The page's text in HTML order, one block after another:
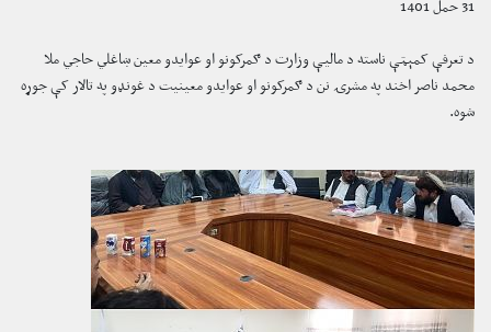
31 حمل 1401
د تعرفې کمېټې ناسته د مالیې وزارت د ګمرکونو او عوایدو معین ښاغلي حاجي ملا
محمد ناصر اخند په مشرۍ نن د ګمرکونو او عوایدو معینیت د غونډو په تالار کې جوړه
شوه.